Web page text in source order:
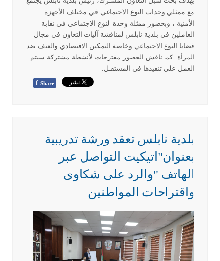
مع ممثلي وحدات النوع الاجتماعي في مختلف الأجهزة
الأمنية ، وبحضور ممثلة وحدة النوع الاجتماعي في نقابة
العاملين في بلدية نابلس لمناقشة آليات التعاون في مجال
قضايا النوع الاجتماعي وخاصة التمكين الاقتصادي والعنف ضد
المرأة. كما ناقش الحضور مقترحات لأنشطة مشتركة سيتم
العمل على تنفيذها في المستقبل.
f Share
بلدية نابلس تعقد ورشة تدريبية
بعنوان"اتيكيت التواصل عبر
الهاتف "والرد على شكاوى
واقتراحات المواطنين